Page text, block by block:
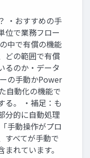
・おすすめの手
位で業務フロー
中で有償の機能
どの範囲で有償
るのか・データ
の手動かPower
自動化の機能で
る。 ・補足：も
分的に自動処理
手動操作がプロ
すべてが手動で
れています。